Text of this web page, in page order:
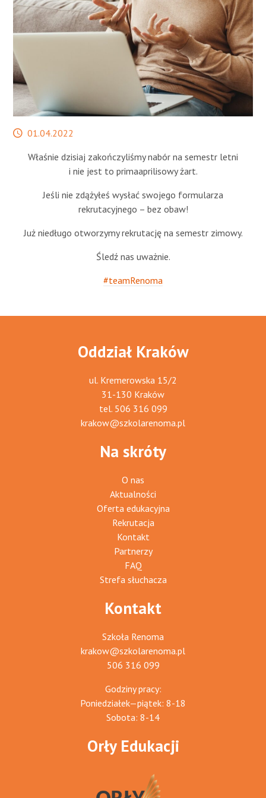
STREFA SŁUCHACZA
Data
01.04.2022
Właśnie dzisiaj zakończyliśmy nabór na semestr letni
i nie jest to primaaprilisowy żart.
Jeśli nie zdążyłeś wysłać swojego formularza
rekrutacyjnego – bez obaw!
Już niedługo otworzymy rekrutację na semestr zimowy.
Śledź nas uważnie.
#teamRenoma
Oddział Kraków
ul. Kremerowska 15/2
31-130 Kraków
tel. 506 316 099
krakow@szkolarenoma.pl
Na skróty
O nas
Aktualności
Oferta edukacyjna
Rekrutacja
Kontakt
Partnerzy
FAQ
Strefa słuchacza
Kontakt
Szkoła Renoma
krakow@szkolarenoma.pl
506 316 099
Godziny pracy:
Poniedziałek—piątek: 8-18
Sobota: 8-14
Orły Edukacji